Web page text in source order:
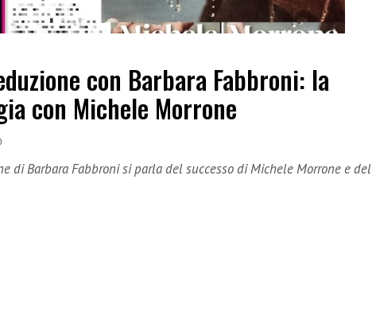
con Barbara Fabbroni: la
con Michele Morrone
di Barbara Fabbroni si parla del successo di Michele Morrone e del